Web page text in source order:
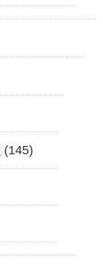
(145)